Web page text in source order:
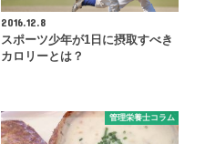
2016.12.8
スポーツ少年が1日に摂取すべき
カロリーとは？
管理栄養士コラム